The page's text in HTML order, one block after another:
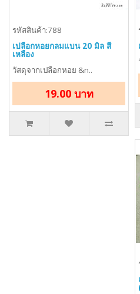
รหัสสินค้า:788
เปลือกหอยกลมแบน 20 มิล สี
เหลือง
วัสดุจากเปลือกหอย &n..
19.00 บาท